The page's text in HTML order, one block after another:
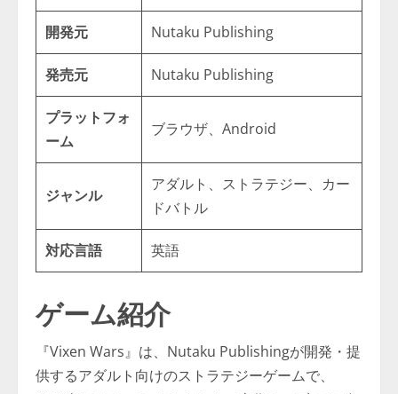
開発元 Nutaku Publishing
発売元 Nutaku Publishing
プラットフォ
ーム
ブラウザ、Android
ジャンル
アダルト、ストラテジー、カー
ドバトル
対応言語 英語
ゲーム紹介
『Vixen Wars』は、Nutaku Publishingが開発・提
供するアダルト向けのストラテジーゲームで、